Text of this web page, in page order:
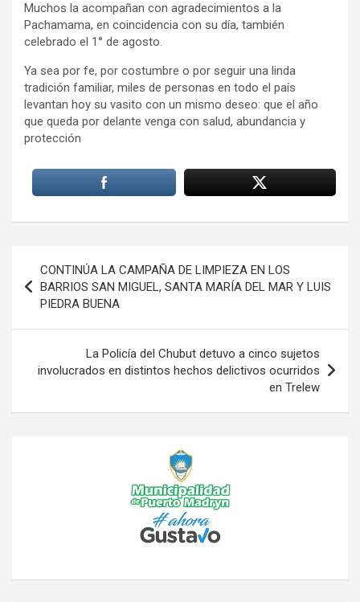
Muchos la acompañan con agradecimientos a la
Pachamama, en coincidencia con su día, también
celebrado el 1° de agosto.
Ya sea por fe, por costumbre o por seguir una linda
tradición familiar, miles de personas en todo el país
levantan hoy su vasito con un mismo deseo: que el año
que queda por delante venga con salud, abundancia y
protección
Navegación
de
entradas
CONTINÚA LA CAMPAÑA DE LIMPIEZA EN LOS
BARRIOS SAN MIGUEL, SANTA MARÍA DEL MAR Y LUIS
PIEDRA BUENA
La Policía del Chubut detuvo a cinco sujetos
involucrados en distintos hechos delictivos ocurridos
en Trelew